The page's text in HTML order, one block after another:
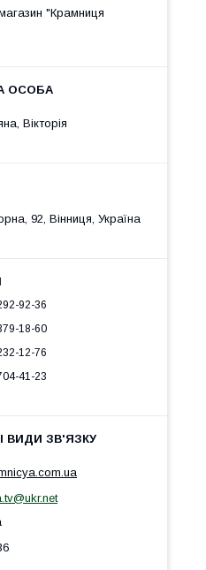
"Крамниця
Вікторія
92, Вінниця, Україна
92-36
18-60
12-76
41-23